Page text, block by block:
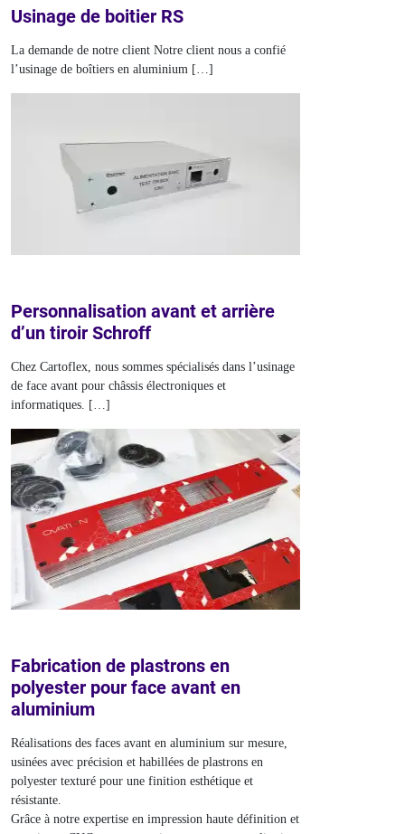
Usinage de boitier RS
La demande de notre client Notre client nous a confié
l’usinage de boîtiers en aluminium […]
Personnalisation avant et arrière
d’un tiroir Schroff
Chez Cartoflex, nous sommes spécialisés dans l’usinage
de face avant pour châssis électroniques et
informatiques. […]
Fabrication de plastrons en
polyester pour face avant en
aluminium
Réalisations des faces avant en aluminium sur mesure,
usinées avec précision et habillées de plastrons en
polyester texturé pour une finition esthétique et
résistante.
Grâce à notre expertise en impression haute définition et